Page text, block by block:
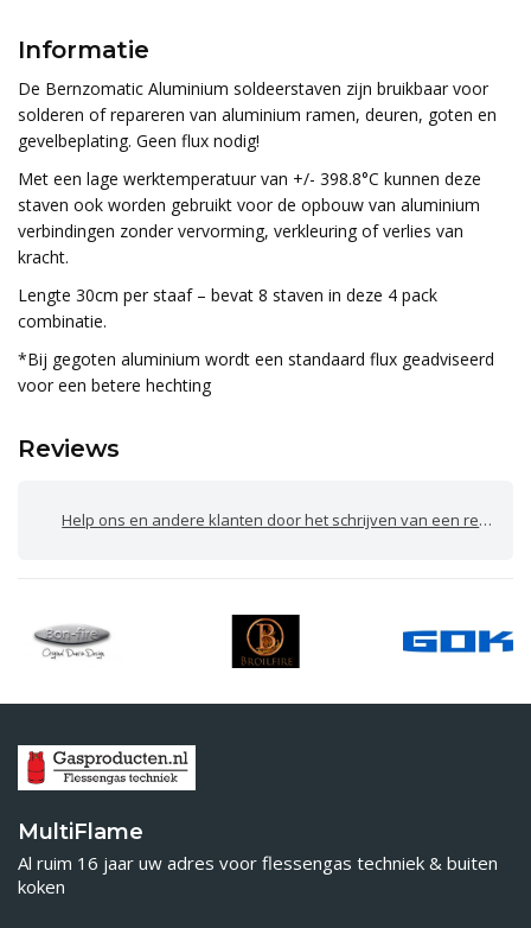
Informatie
De Bernzomatic Aluminium soldeerstaven zijn bruikbaar voor
solderen of repareren van aluminium ramen, deuren, goten en
gevelbeplating. Geen flux nodig!
Met een lage werktemperatuur van +/- 398.8°C kunnen deze
staven ook worden gebruikt voor de opbouw van aluminium
verbindingen zonder vervorming, verkleuring of verlies van
kracht.
Lengte 30cm per staaf – bevat 8 staven in deze 4 pack
combinatie.
*Bij gegoten aluminium wordt een standaard flux geadviseerd
voor een betere hechting
Reviews
Help ons en andere klanten door het schrijven van een review
MultiFlame
Al ruim 16 jaar uw adres voor flessengas techniek & buiten
koken